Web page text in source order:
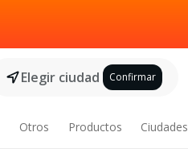
Elegir ciudad Confirmar
Otros Productos Ciudades